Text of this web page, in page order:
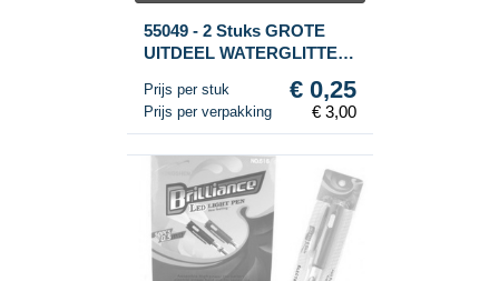
55049 - 2 Stuks GROTE
UITDEEL WATERGLITTER
Prijs per stuk € 0,25
Prijs per verpakking € 3,00